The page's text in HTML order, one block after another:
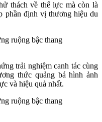
thách về thể lực mà còn là
phần định vị thương hiệu du
trải nghiệm canh tác cùng
thức quảng bá hình ảnh
và hiệu quả nhất.